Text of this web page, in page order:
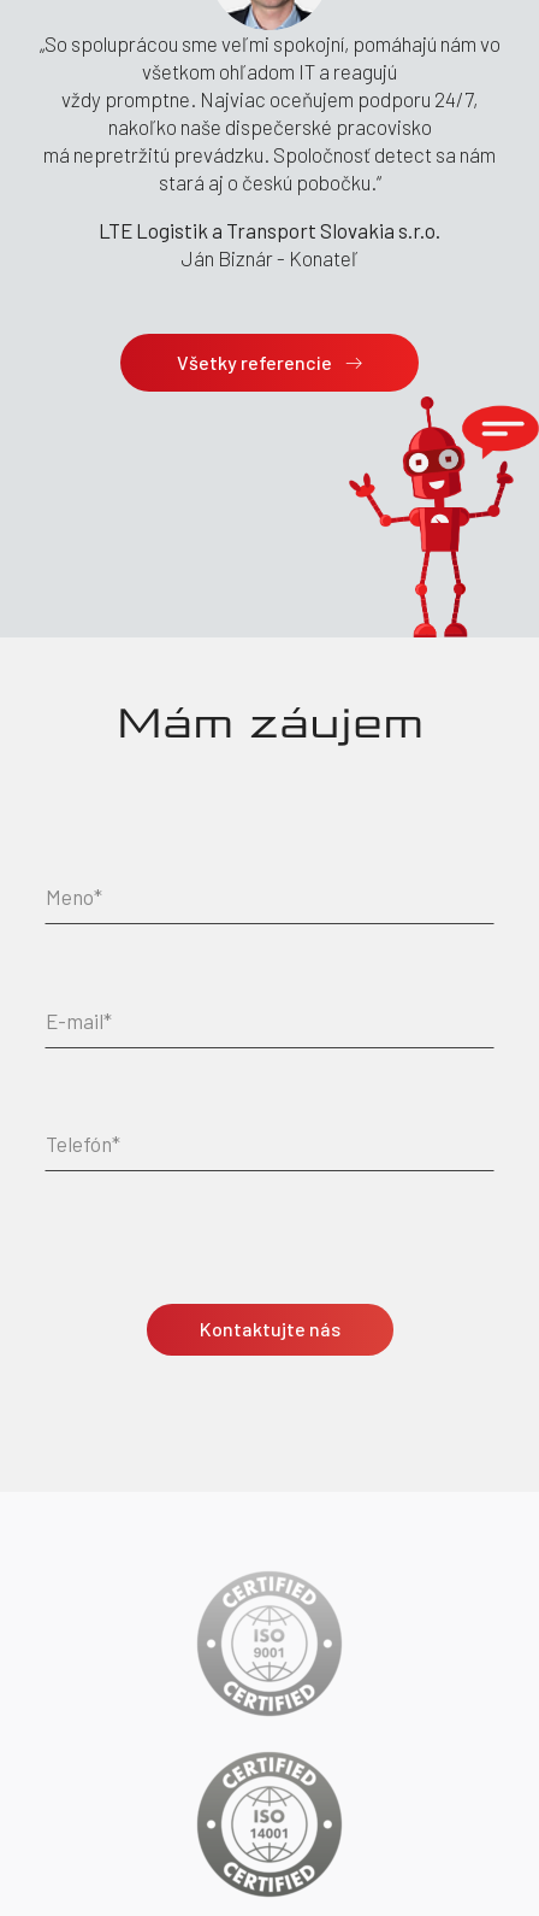
„So spoluprácou sme veľmi spokojní, pomáhajú nám vo
všetkom ohľadom IT a reagujú
vždy promptne. Najviac oceňujem podporu 24/7,
nakoľko naše dispečerské pracovisko
má nepretržitú prevádzku. Spoločnosť detect sa nám
stará aj o českú pobočku.“
LTE Logistik a Transport Slovakia s.r.o.
Ján Biznár - Konateľ
Všetky referencie
Mám záujem